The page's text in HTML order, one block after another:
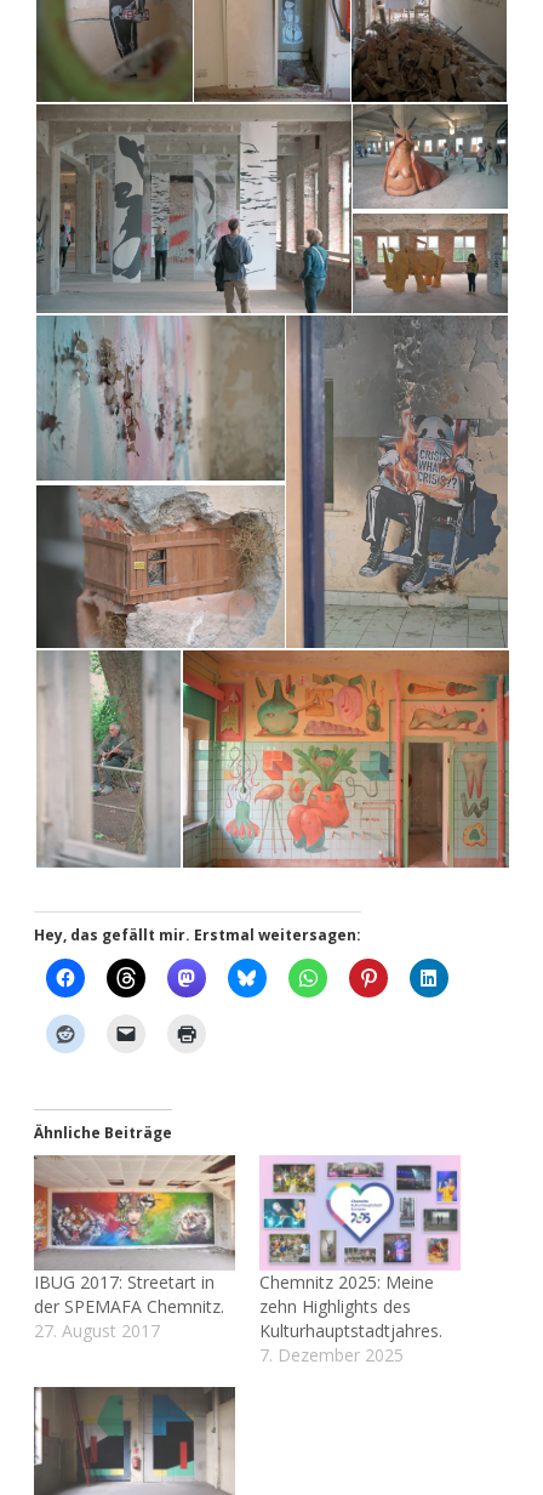
Hey, das gefällt mir. Erstmal weitersagen:
Ähnliche Beiträge
IBUG 2017: Streetart in
der SPEMAFA Chemnitz.
27. August 2017
Chemnitz 2025: Meine
zehn Highlights des
Kulturhauptstadtjahres.
7. Dezember 2025